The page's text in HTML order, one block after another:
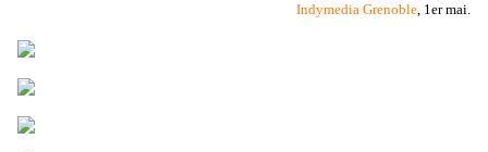
Indymedia Grenoble, 1er mai.